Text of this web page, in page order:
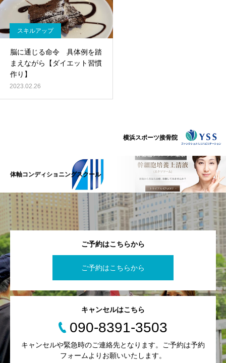
スキルアップ
脳に通じる命令 具体例を踏
まえながら【ダイエット習慣
作り】
2023.02.26
横浜スポーツ接骨院
体軸コンディショニングスクール
ご予約はこちらから
ご予約はこちらから
キャンセルはこちら
090-8391-3503
キャンセルや緊急時のご連絡先となります。ご予約は予約
フォームよりお願いいたします。